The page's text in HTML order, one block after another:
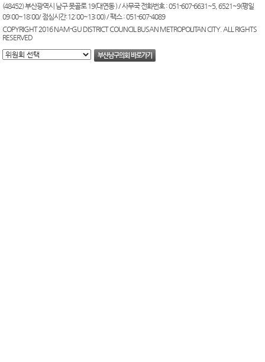
(48452) 부산광역시 남구 못골로 19(대연동 ) / 사무국 전화번호 : 051-607-6631~5, 6521~9(평일
09:00~18:00/ 점심시간:12:00~13:00) / 팩스 : 051-607-4089
COPYRIGHT 2016 NAM-GU DISTRICT COUNCIL BUSAN METROPOLITAN CITY. ALL RIGHTS
RESERVED
부산남구의회 바로가기